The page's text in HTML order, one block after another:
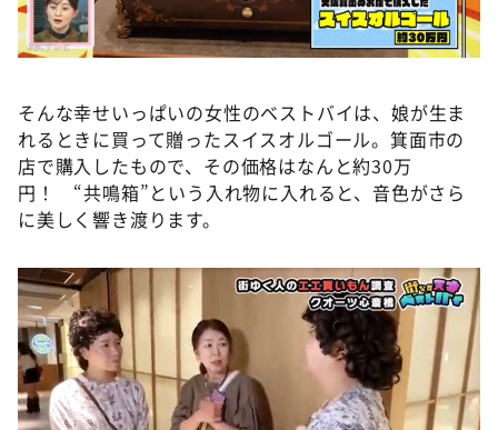
そんな幸せいっぱいの女性のベストバイは、娘が生ま
れるときに買って贈ったスイスオルゴール。箕面市の
店で購入したもので、その価格はなんと約30万
円！ “共鳴箱”という入れ物に入れると、音色がさら
に美しく響き渡ります。